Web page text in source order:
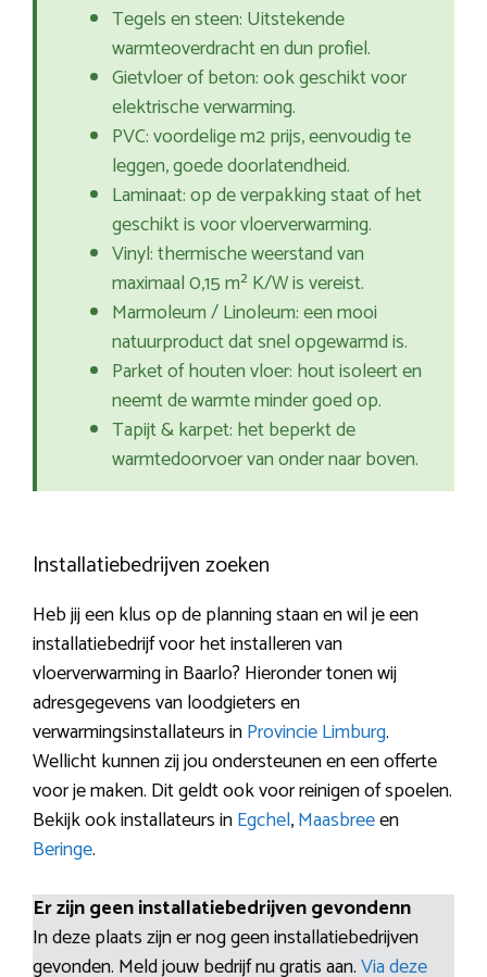
Tegels en steen: Uitstekende
warmteoverdracht en dun profiel.
Gietvloer of beton: ook geschikt voor
elektrische verwarming.
PVC: voordelige m2 prijs, eenvoudig te
leggen, goede doorlatendheid.
Laminaat: op de verpakking staat of het
geschikt is voor vloerverwarming.
Vinyl: thermische weerstand van
maximaal 0,15 m² K/W is vereist.
Marmoleum / Linoleum: een mooi
natuurproduct dat snel opgewarmd is.
Parket of houten vloer: hout isoleert en
neemt de warmte minder goed op.
Tapijt & karpet: het beperkt de
warmtedoorvoer van onder naar boven.
Installatiebedrijven zoeken
Heb jij een klus op de planning staan en wil je een
installatiebedrijf voor het installeren van
vloerverwarming in Baarlo? Hieronder tonen wij
adresgegevens van loodgieters en
verwarmingsinstallateurs inProvincie Limburg.
Wellicht kunnen zij jou ondersteunen en een offerte
voor je maken. Dit geldt ook voor reinigen of spoelen.
Bekijk ook installateurs inEgchel,Maasbreeen
Beringe.
Er zijn geen installatiebedrijven gevondenn
In deze plaats zijn er nog geen installatiebedrijven
gevonden. Meld jouw bedrijf nu gratis aan.Via deze